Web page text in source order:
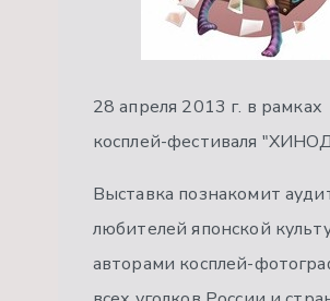
28 апреля 2013 г. в рамках
косплей-фестиваля
Выставка познакомит
любителей японской
авторами косплей-